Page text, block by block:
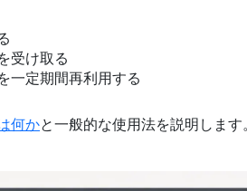
受け取る
一定期間再利用する
何かと一般的な使用法を説明しま